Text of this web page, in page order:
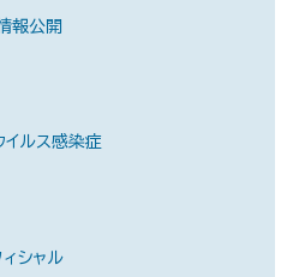
報公開
イルス感染症
シャル